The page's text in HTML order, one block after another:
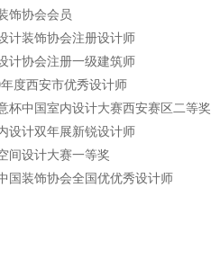
饰协会会员
计装饰协会注册设计师
计协会注册一级建筑师
年度西安市优秀设计师
杯中国室内设计大赛西安赛区二等奖
设计双年展新锐设计师
间设计大赛一等奖
国装饰协会全国优优秀设计师